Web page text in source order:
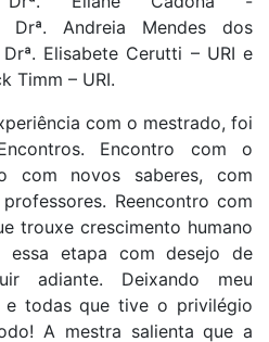
Drª. Andreia Mendes dos
Elisabete Cerutti – URI e
Timm – URI.
com o mestrado, foi
Encontro com o
com novos saberes, com
Reencontro com
trouxe crescimento humano
essa etapa com desejo de
adiante. Deixando meu
e todas que tive o privilégio
A mestra salienta que a